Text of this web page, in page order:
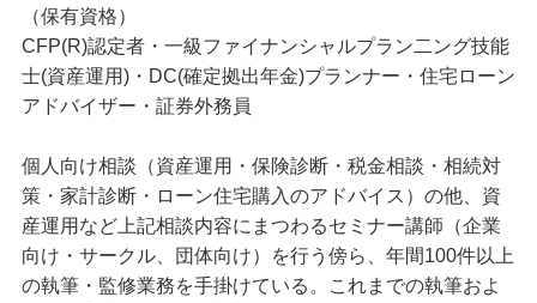
（保有資格）
CFP(R)認定者・一級ファイナンシャルプラン二ング技能
士(資産運用)・DC(確定拠出年金)プランナー・住宅ローン
アドバイザー・証券外務員
個人向け相談（資産運用・保険診断・税金相談・相続対
策・家計診断・ローン住宅購入のアドバイス）の他、資
産運用など上記相談内容にまつわるセミナー講師（企業
向け・サークル、団体向け）を行う傍ら、年間100件以上
の執筆・監修業務を手掛けている。これまでの執筆およ